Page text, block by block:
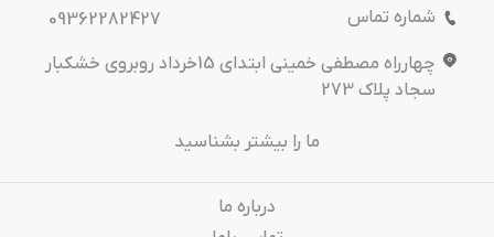
شماره تماس
09362282427
چهارراه مصطفی خمینی ابتدای 15خرداد روبروی خشکبار
سجاد پلاک 273
ما را بیشتر بشناسید
درباره‌ ما